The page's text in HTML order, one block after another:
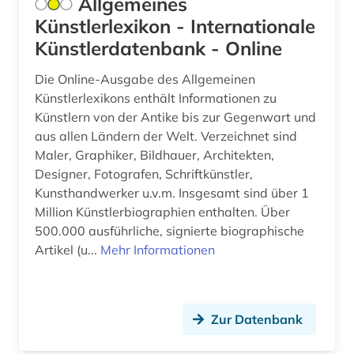
edward sylvester morse (1)
eisenzeit (1)
elamisch (1)
elearning (1)
elektronische medien (1)
elektronisches buch (23)
enzyklopädie (1)
erwerbung (1)
Künstlerlexikon - Internationale
Künstlerdatenbank - Online
Die Online-Ausgabe des Allgemeinen
Künstlerlexikons enthält Informationen zu
Künstlern von der Antike bis zur Gegenwart und
aus allen Ländern der Welt. Verzeichnet sind
Maler, Graphiker, Bildhauer, Architekten,
Designer, Fotografen, Schriftkünstler,
Kunsthandwerker u.v.m. Insgesamt sind über 1
Million Künstlerbiographien enthalten. Über
500.000 ausführliche, signierte biographische
Artikel (u... Mehr Informationen
Zur Datenbank